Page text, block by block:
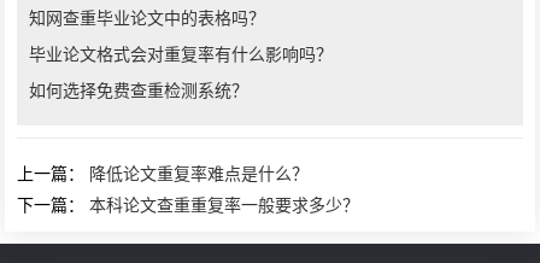
知网查重毕业论文中的表格吗？
毕业论文格式会对重复率有什么影响吗？
如何选择免费查重检测系统？
上一篇： 降低论文重复率难点是什么？
下一篇：本科论文查重重复率一般要求多少？